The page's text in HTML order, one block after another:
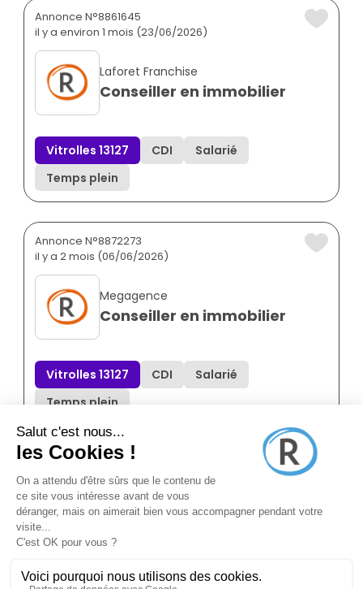
Annonce N°8861645
il y a environ 1 mois (23/06/2026)
Laforet Franchise
Conseiller en immobilier
Vitrolles 13127 CDI
Salarié
Temps plein
Annonce N°8872273
il y a 2 mois (06/06/2026)
Megagence
Conseiller en immobilier
Vitrolles 13127 CDI
Salarié
Temps plein
il y a 2 mois (06/06/2026)
Megagence
Conseiller en immobilier